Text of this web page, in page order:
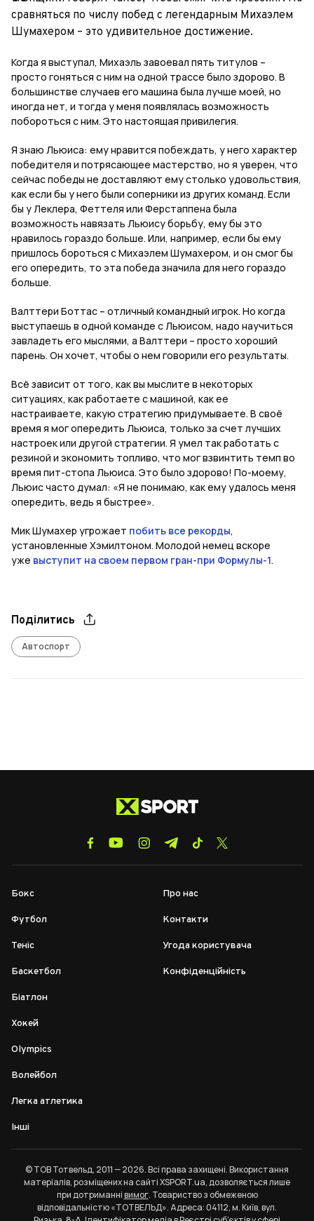
сравняться по числу побед с легендарным Михаэлем
Шумахером – это удивительное достижение.
Когда я выступал, Михаэль завоевал пять титулов –
просто гоняться с ним на одной трассе было здорово. В
большинстве случаев его машина была лучше моей, но
иногда нет, и тогда у меня появлялась возможность
побороться с ним. Это настоящая привилегия.
Я знаю Льюиса: ему нравится побеждать, у него характер
победителя и потрясающее мастерство, но я уверен, что
сейчас победы не доставляют ему столько удовольствия,
как если бы у него были соперники из других команд. Если
бы у Леклера, Феттеля или Ферстаппена была
возможность навязать Льюису борьбу, ему бы это
нравилось гораздо больше. Или, например, если бы ему
пришлось бороться с Михаэлем Шумахером, и он смог бы
его опередить, то эта победа значила для него гораздо
больше.
Валттери Боттас – отличный командный игрок. Но когда
выступаешь в одной команде с Льюисом, надо научиться
завладеть его мыслями, а Валттери – просто хороший
парень. Он хочет, чтобы о нем говорили его результаты.
Всё зависит от того, как вы мыслите в некоторых
ситуациях, как работаете с машиной, как ее
настраиваете, какую стратегию придумываете. В своё
время я мог опередить Льюиса, только за счет лучших
настроек или другой стратегии. Я умел так работать с
резиной и экономить топливо, что мог взвинтить темп во
время пит-стопа Льюиса. Это было здорово! По-моему,
Льюис часто думал: «Я не понимаю, как ему удалось меня
опередить, ведь я быстрее».
Мик Шумахер угрожает побить все рекорды,
установленные Хэмилтоном. Молодой немец вскоре
уже выступит на своем первом гран-при Формулы-1.
Поділитись
Автоспорт
Бокс
Футбол
Теніс
Баскетбол
Біатлон
Хокей
Olympics
Волейбол
Легка атлетика
Інші
Про нас
Контакти
Угода користувача
Конфіденційність
© ТОВ Тотвельд, 2011 — 2026. Всі права захищені. Використання
матеріалів, розміщених на сайті XSPORT.ua, дозволяється лише
при дотриманнівимог. Товариство з обмеженою
відповідальністю «ТОТВЕЛЬД». Адреса: 04112, м. Київ, вул.